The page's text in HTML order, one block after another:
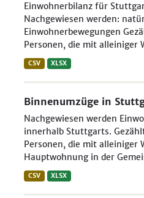
Einwohnerbilanz für
Nachgewiesen werden:
Einwohnerbewegungen
Personen, die mit alleiniger
CSV XLSX
Binnenumzüge in
Nachgewiesen werden
innerhalb Stuttgarts.
Personen, die mit alleiniger
Hauptwohnung in der
CSV XLSX